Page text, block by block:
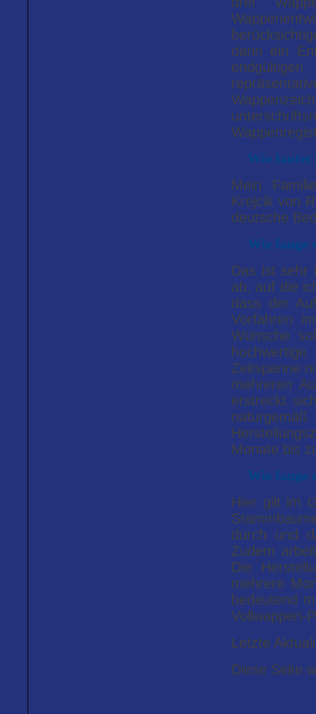
dann ein
endgültigen
Wie lautet
Mein
Krejcik von
deutsche
Wie lange
Das ist sehr
ab, auf die
dass der
Vorfahren
Wünsche
Zeitspanne
mehreren
erstreckt
Monate bis
Wie lange
Hier gilt im
durch und
Zudem
Die
mehrere
bedeutend
Vollwappen-
Letzte
Diese Seite